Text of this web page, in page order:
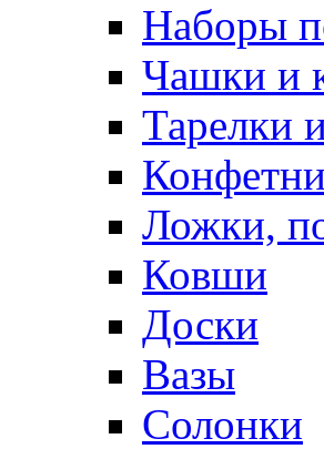
Наборы
Чашки и
Тарелки
Ложки,
Ковши
Доски
Вазы
Солонки